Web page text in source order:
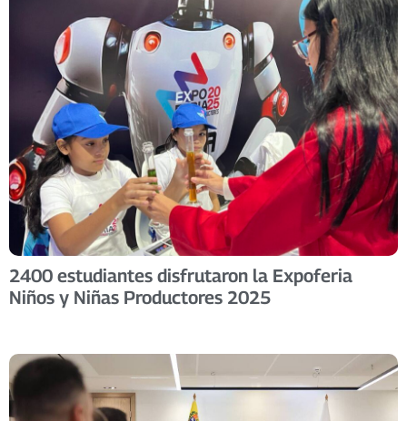
2400 estudiantes disfrutaron la Expoferia
Niños y Niñas Productores 2025